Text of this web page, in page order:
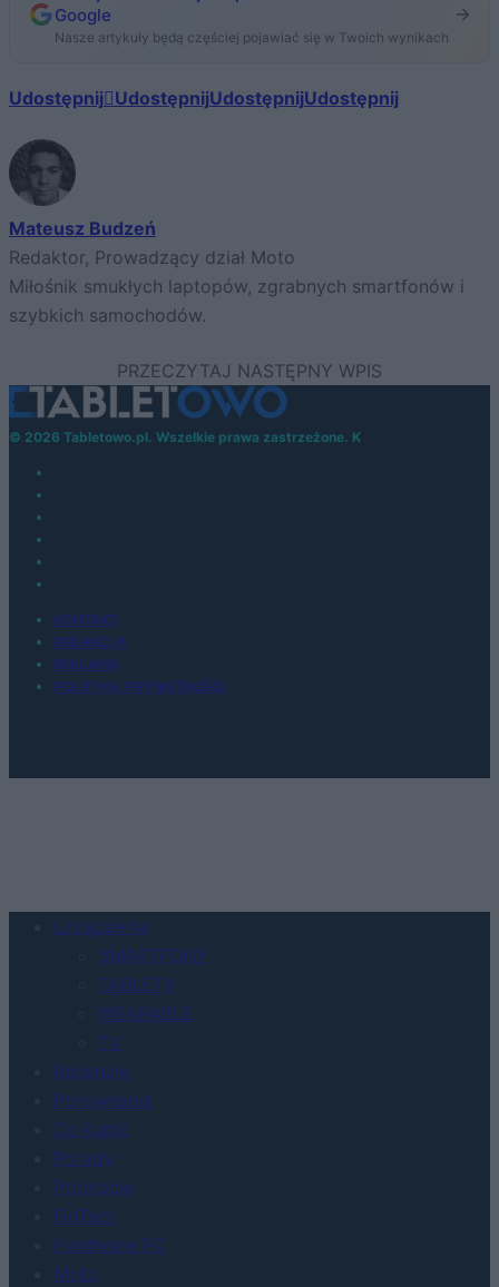
Google
Nasze artykuły będą częściej pojawiać się w Twoich wynikach
Udostępnij UdostępnijUdostępnijUdostępnij
Mateusz Budzeń
Redaktor, Prowadzący dział Moto
Miłośnik smukłych laptopów, zgrabnych smartfonów i
szybkich samochodów.
© 2026 Tabletowo.pl. Wszelkie prawa zastrzeżone. K
KONTAKT
REDAKCJA
REKLAMA
POLITYKA PRYWATNOŚCI
Urządzenia
SMARTFONY
TABLETY
WEARABLE
TV
Recenzje
Porównania
Co kupić
Porady
Promocje
FinTech
Hardware PC
Moto